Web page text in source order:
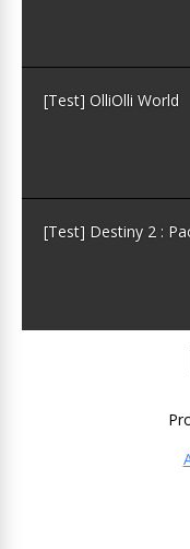
[Test] OlliOlli World
[Test] Destiny 2 :